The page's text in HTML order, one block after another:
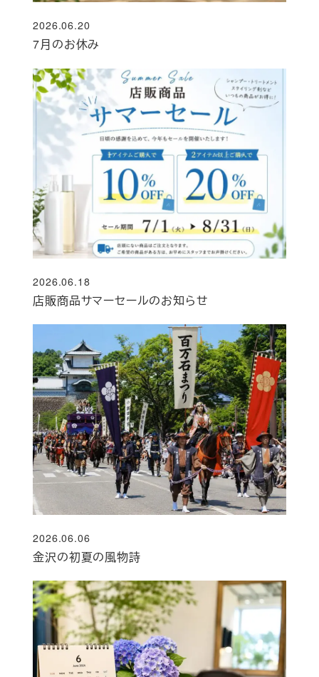
7月のお休み
投稿日
2026.06.20
店販商品サマーセールのお知らせ
投稿日
2026.06.18
金沢の初夏の風物詩
投稿日
2026.06.06